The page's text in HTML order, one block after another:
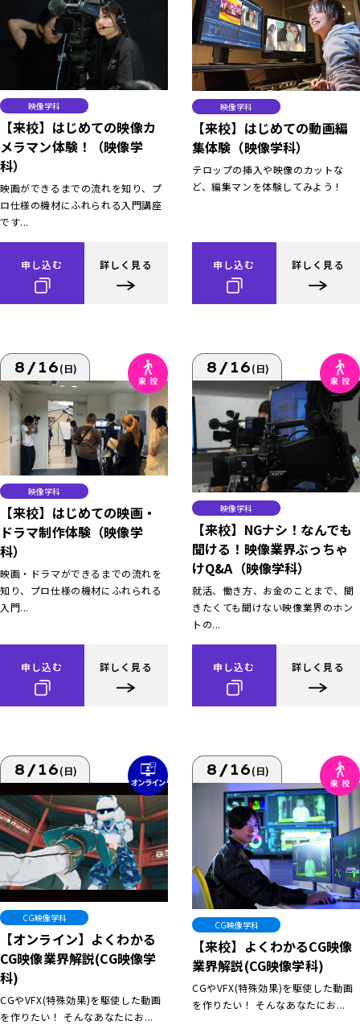
映像学科
【来校】はじめての映像カ
メラマン体験！（映像学
科）
映画ができるまでの流れを知り、プ
ロ仕様の機材にふれられる入門講座
です...
申し込む 詳しく見る
映像学科
【来校】はじめての動画編
集体験（映像学科）
テロップの挿入や映像のカットな
ど、編集マンを体験してみよう！
申し込む 詳しく見る
8/16(日)
映像学科
【来校】はじめての映画・
ドラマ制作体験（映像学
科）
映画・ドラマができるまでの流れを
知り、プロ仕様の機材にふれられる
入門...
申し込む 詳しく見る
8/16(日)
映像学科
【来校】NGナシ！なんでも
聞ける！映像業界ぶっちゃ
けQ&A（映像学科）
就活、働き方、お金のことまで、聞
きたくても聞けない映像業界のホン
トの...
申し込む 詳しく見る
8/16(日)
CG映像学科
【オンライン】よくわかる
CG映像業界解説(CG映像学
科)
CGやVFX(特殊効果)を駆使した動画
を作りたい！ そんなあなたにお...
8/16(日)
CG映像学科
【来校】よくわかるCG映像
業界解説(CG映像学科)
CGやVFX(特殊効果)を駆使した動画
を作りたい！ そんなあなたにお...